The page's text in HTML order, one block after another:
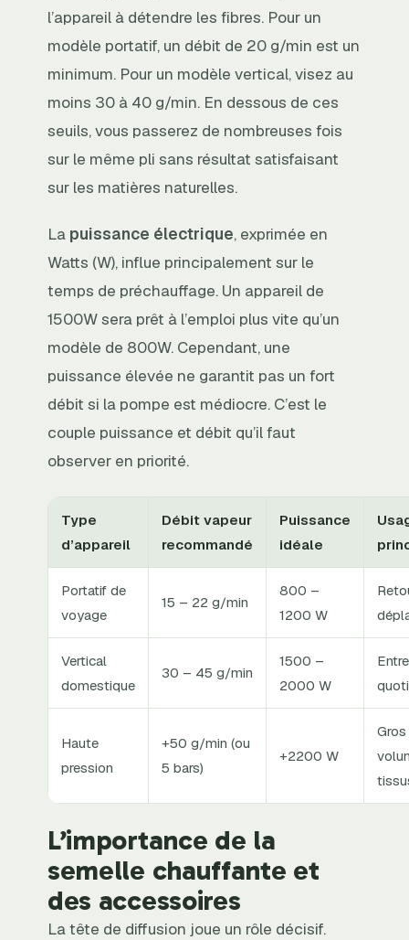
l’appareil à détendre les fibres. Pour un
modèle portatif, un débit de 20 g/min est un
minimum. Pour un modèle vertical, visez au
moins 30 à 40 g/min. En dessous de ces
seuils, vous passerez de nombreuses fois
sur le même pli sans résultat satisfaisant
sur les matières naturelles.
La puissance électrique, exprimée en
Watts (W), influe principalement sur le
temps de préchauffage. Un appareil de
1500W sera prêt à l’emploi plus vite qu’un
modèle de 800W. Cependant, une
puissance élevée ne garantit pas un fort
débit si la pompe est médiocre. C’est le
couple puissance et débit qu’il faut
observer en priorité.
Type
d’appareil
Débit vapeur
recommandé
Puissance
idéale
Portatif de
voyage
15 – 22 g/min
800 –
1200 W
Vertical
domestique
30 – 45 g/min
1500 –
2000 W
Haute
pression
+50 g/min (ou
5 bars)
+2200 W
Gros
L’importance de la
semelle chauffante et
des accessoires
La tête de diffusion joue un rôle décisif.